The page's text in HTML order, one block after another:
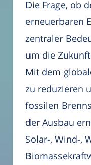
Die Frage, ob
erneuerbaren
zentraler
um die
Mit dem
zu reduzieren
fossilen
der Ausbau
Solar-, Wind-,